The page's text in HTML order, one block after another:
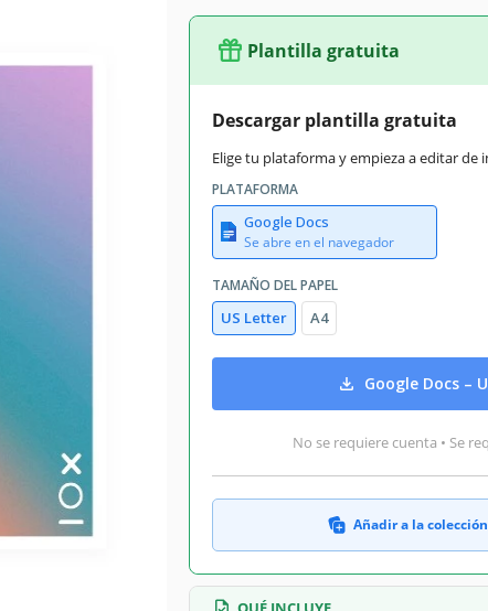
Plantilla gratuita
Descargar plantilla gratuita
Elige tu plataforma y empieza a editar de
PLATAFORMA
Google Docs
Se abre en el navegador
TAMAÑO DEL PAPEL
US Letter A4
Google Docs –
No se requiere cuenta • Se
Añadir a la colección